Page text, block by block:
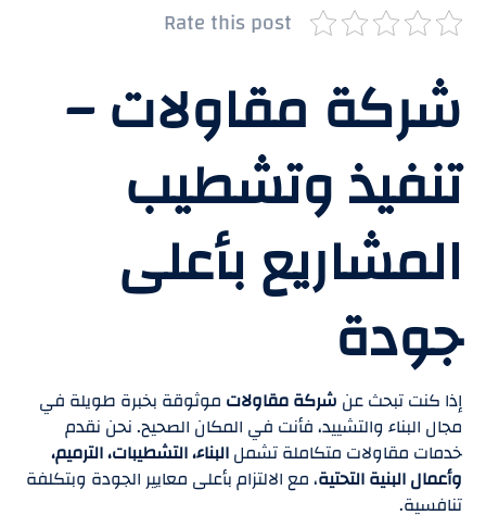
Rate this post
شركة مقاولات –
تنفيذ وتشطيب
المشاريع بأعلى
جودة
إذا كنت تبحث عن شركة مقاولات موثوقة بخبرة طويلة في
مجال البناء والتشييد، فأنت في المكان الصحيح. نحن نقدم
خدمات مقاولات متكاملة تشملالبناء، التشطيبات، الترميم،
وأعمال البنية التحتية، مع الالتزام بأعلى معايير الجودة وبتكلفة
تنافسية.